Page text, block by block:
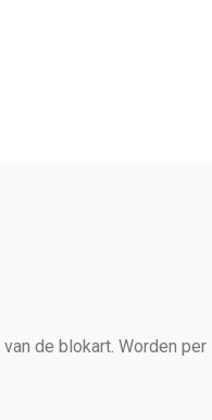
de blokart. Worden